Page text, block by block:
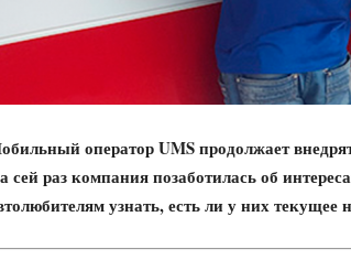
оператор UMS продолжает
сей раз компания позаботилась об
узнать, есть ли у них